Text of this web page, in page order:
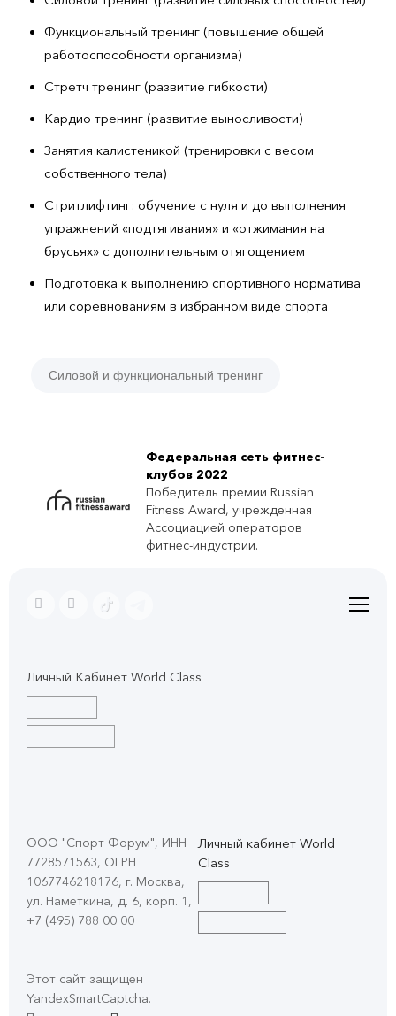
Функциональный тренинг (повышение общей
работоспособности организма)
Стретч тренинг (развитие гибкости)
Кардио тренинг (развитие выносливости)
Занятия калистеникой (тренировки с весом
собственного тела)
Стритлифтинг: обучение с нуля и до выполнения
упражнений «подтягивания» и «отжимания на
брусьях» с дополнительным отягощением
Подготовка к выполнению спортивного норматива
или соревнованиям в избранном виде спорта
Силовой и функциональный тренинг
Федеральная сеть фитнес-
клубов 2022
Победитель премии Russian
Fitness Award, учрежденная
Ассоциацией операторов
фитнес-индустрии.
Личный Кабинет World Class
ООО "Спорт Форум", ИНН
7728571563, ОГРН
1067746218176, г. Москва,
ул. Наметкина, д. 6, корп. 1 ,
+7 (495) 788 00 00
Этот сайт защищен
YandexSmartCaptcha.
Личный кабинет World
Class